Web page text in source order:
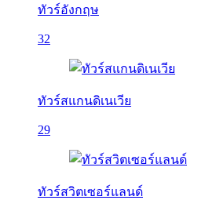
ทัวร์อังกฤษ
32
ทัวร์สแกนดิเนเวีย
29
ทัวร์สวิตเซอร์แลนด์